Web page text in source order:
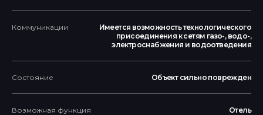
Коммуникации
Имеется возможность технологического
присоединения к сетям газо-, водо-,
электроснабжения и водоотведения
Состояние Объект сильно поврежден
Возможная функция Отель